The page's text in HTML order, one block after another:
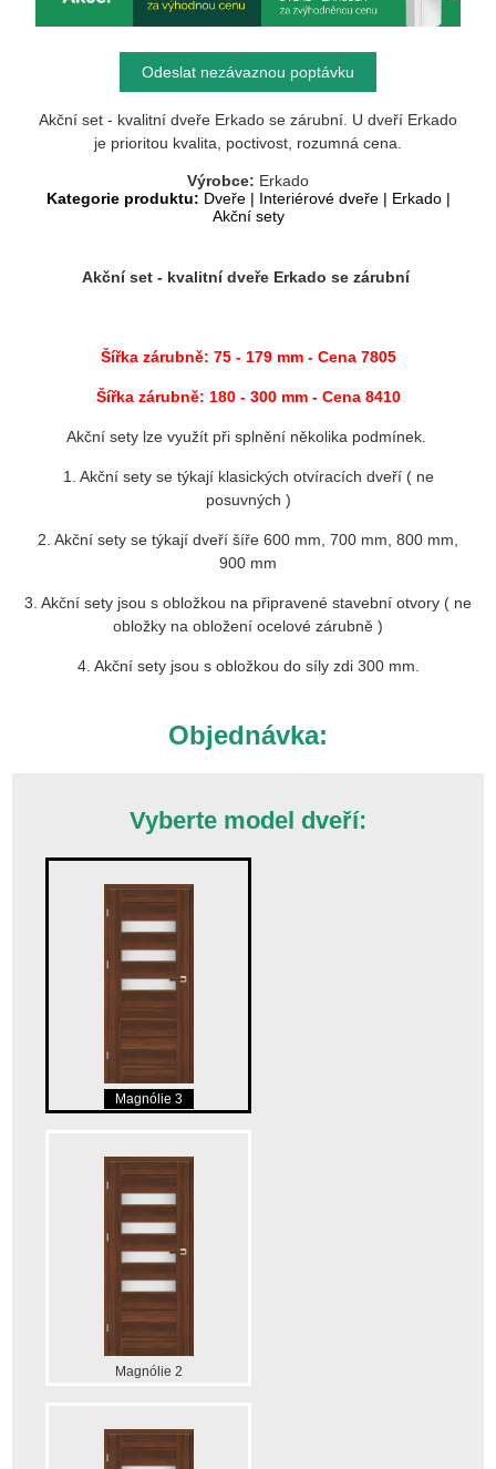
Odeslat nezávaznou poptávku
Akční set - kvalitní dveře Erkado se zárubní. U dveří Erkado
je prioritou kvalita, poctivost, rozumná cena.
Výrobce: Erkado
Kategorie produktu: Dveře| Interiérové dveře| Erkado|
Akční sety
Akční set - kvalitní dveře Erkado se zárubní
Šířka zárubně: 75 - 179 mm - Cena 7805
Šířka zárubně: 180 - 300 mm - Cena 8410
Akční sety lze využít při splnění několika podmínek.
1. Akční sety se týkají klasických otvíracích dveří ( ne
posuvných )
2. Akční sety se týkají dveří šíře 600 mm, 700 mm, 800 mm,
900 mm
3. Akční sety jsou s obložkou na připravené stavební otvory ( ne
obložky na obložení ocelové zárubně )
4. Akční sety jsou s obložkou do síly zdi 300 mm.
Objednávka:
Vyberte model dveří:
Magnólie 3
Magnólie 2